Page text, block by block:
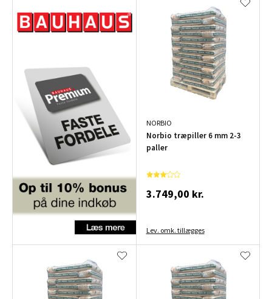
NORBIO
Norbio træpiller 6 mm 2-3
paller
3.749,00 kr.
Lev. omk. tillægges